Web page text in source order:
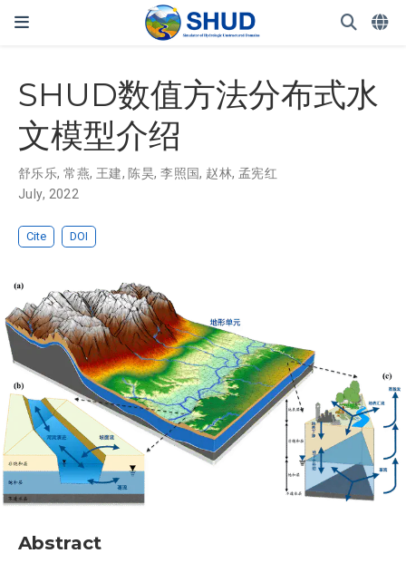
SHUD数值方法分布式水
文模型介绍
舒乐乐,常燕, 王建, 陈昊,李照国, 赵林, 孟宪红
July, 2022
Cite DOI
Abstract